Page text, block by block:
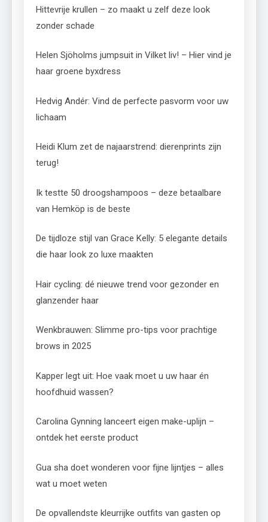
Hittevrije krullen – zo maakt u zelf deze look
zonder schade
Helen Sjöholms jumpsuit in Vilket liv! – Hier vind je
haar groene byxdress
Hedvig Andér: Vind de perfecte pasvorm voor uw
lichaam
Heidi Klum zet de najaarstrend: dierenprints zijn
terug!
Ik testte 50 droogshampoos – deze betaalbare
van Hemköp is de beste
De tijdloze stijl van Grace Kelly: 5 elegante details
die haar look zo luxe maakten
Hair cycling: dé nieuwe trend voor gezonder en
glanzender haar
Wenkbrauwen: Slimme pro-tips voor prachtige
brows in 2025
Kapper legt uit: Hoe vaak moet u uw haar én
hoofdhuid wassen?
Carolina Gynning lanceert eigen make-uplijn –
ontdek het eerste product
Gua sha doet wonderen voor fijne lijntjes – alles
wat u moet weten
De opvallendste kleurrijke outfits van gasten op